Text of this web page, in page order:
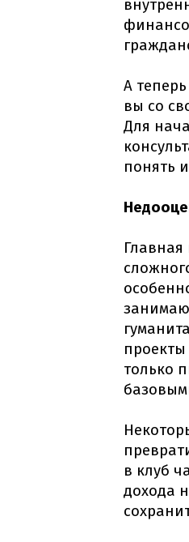
А
вы со
Для
понять
только
в клуб
дохода